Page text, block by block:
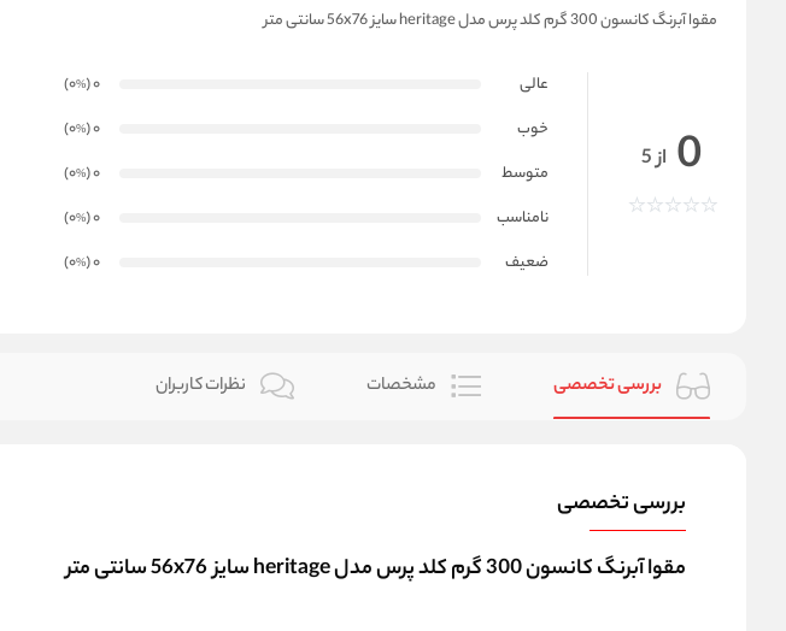
مقوا آبرنگ کانسون 300 گرم کلد پرس مدل heritage سایز 56x76 سانتی متر
0 از 5
عالی 0
(0
%
)
خوب
0
(0
%
)
متوسط
0
(0
%
)
نامناسب
0
(0
%
)
ضعیف
0
(0
%
)
بررسی تخصصی مشخصات نظرات کاربران
بررسی تخصصی
مقوا آبرنگ کانسون 300 گرم کلد پرس مدل heritage سایز 56x76 سانتی متر